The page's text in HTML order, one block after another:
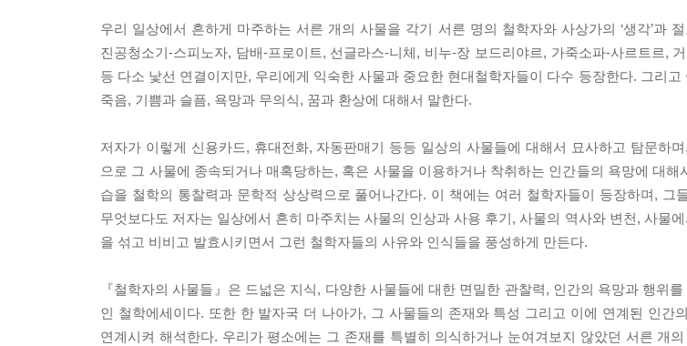
우리 일상에서 흔하게 마주하는 서른 개의 사물을 각기 서른 명의 철학자와 사상가의 ‘생각’과
진공청소기-스피노자, 담배-프로이트, 선글라스-니체, 비누-장 보드리야르, 가죽소파-사르트르,
등 다소 낯선 연결이지만, 우리에게 익숙한 사물과 중요한 현대철학자들이 다수 등장한다. 그리
죽음, 기쁨과 슬픔, 욕망과 무의식, 꿈과 환상에 대해서 말한다.
저자가 이렇게 신용카드, 휴대전화, 자동판매기 등등 일상의 사물들에 대해서 묘사하고 탐문하
으로 그 사물에 종속되거나 매혹당하는, 혹은 사물을 이용하거나 착취하는 인간들의 욕망에 대
습을 철학의 통찰력과 문학적 상상력으로 풀어나간다. 이 책에는 여러 철학자들이 등장하며, 그
무엇보다도 저자는 일상에서 흔히 마주치는 사물의 인상과 사용 후기, 사물의 역사와 변천, 사물
을 섞고 비비고 발효시키면서 그런 철학자들의 사유와 인식들을 풍성하게 만든다.
『철학자의 사물들』은 드넓은 지식, 다양한 사물들에 대한 면밀한 관찰력, 인간의 욕망과 행위
인 철학에세이다. 또한 한 발자국 더 나아가, 그 사물들의 존재와 특성 그리고 이에 연계된 인간
연계시켜 해석한다. 우리가 평소에는 그 존재를 특별히 의식하거나 눈여겨보지 않았던 서른 개